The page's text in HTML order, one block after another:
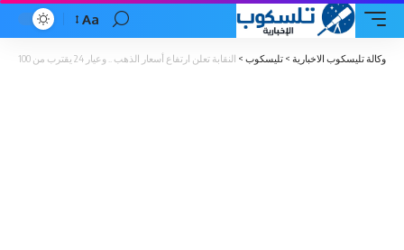
Font
Resizer
Aa
وكالة تليسكوب الاخبارية > تليسكوب > النقابة تعلن ارتفاع أسعار الذهب .. وعيار 24 يقترب من 100 دينار